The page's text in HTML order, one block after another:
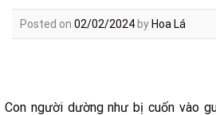
Posted on 02/02/2024 by Hoa Lá
Con người dường như bị cuốn vào